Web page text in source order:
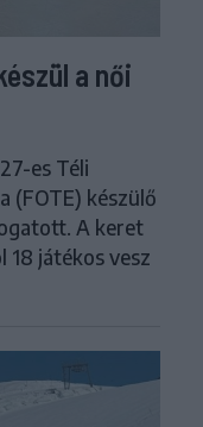
a női
es Téli
(FOTE) készülő
A keret
18 játékos vesz